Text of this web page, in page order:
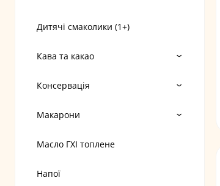
Дитячі смаколики (1+)
Кава та какао
Консервація
Макарони
Масло ГХІ топлене
Напої